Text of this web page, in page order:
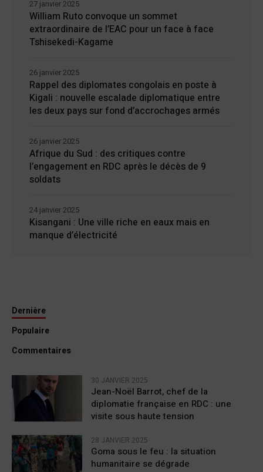
William Ruto convoque un sommet
extraordinaire de l’EAC pour un face à face
Tshisekedi-Kagame
27 janvier 2025
Rappel des diplomates congolais en poste à
Kigali : nouvelle escalade diplomatique entre
les deux pays sur fond d’accrochages armés
26 janvier 2025
Afrique du Sud : des critiques contre
l’engagement en RDC après le décès de 9
soldats
26 janvier 2025
Kisangani : Une ville riche en eaux mais en
manque d’électricité
24 janvier 2025
Dernière
Populaire
Commentaires
30 JANVIER 2025
Jean-Noël Barrot, chef de la
diplomatie française en RDC : une
visite sous haute tension
28 JANVIER 2025
Goma sous le feu : la situation
humanitaire se dégrade